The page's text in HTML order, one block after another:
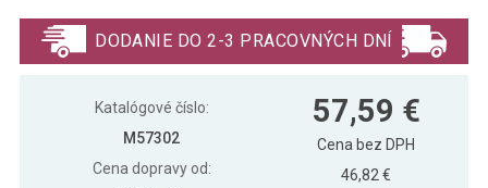
DODANIE DO 2-3 PRACOVNÝCH DNÍ
Katalógové číslo:
M57302
Cena dopravy od:
57,59 €
Cena bez DPH
46,82 €